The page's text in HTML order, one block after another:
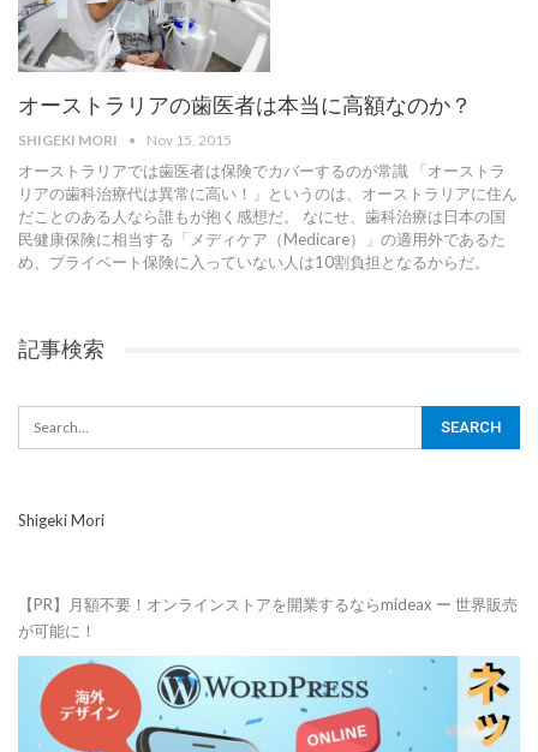
オーストラリアの歯医者は本当に高額なのか？
SHIGEKI MORI Nov 15, 2015
オーストラリアでは歯医者は保険でカバーするのが常識 「オーストラ
リアの歯科治療代は異常に高い！」というのは、オーストラリアに住ん
だことのある人なら誰もが抱く感想だ。 なにせ、歯科治療は日本の国
民健康保険に相当する「メディケア（Medicare）」の適用外であるた
め、プライベート保険に入っていない人は10割負担となるからだ。
記事検索
Shigeki Mori
【PR】月額不要！オンラインストアを開業するならmideax ー 世界販売
が可能に！